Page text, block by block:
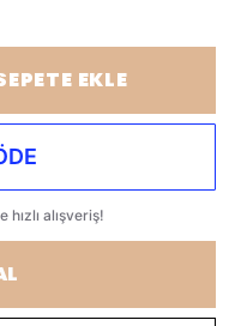
EKLE